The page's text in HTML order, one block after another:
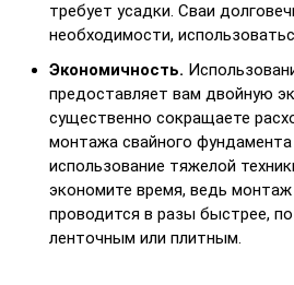
требует усадки. Сваи
необходимости,
Экономичность.
предоставляет вам двойную
существенно сокращаете
монтажа свайного фундамента
использование тяжелой
экономите время, ведь
проводится в разы быстрее,
ленточным или плитным.